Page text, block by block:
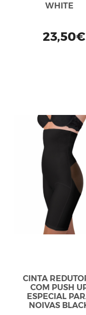
WHITE
23,50€
CINTA
COM PUSH
ESPECIAL
NOIVAS